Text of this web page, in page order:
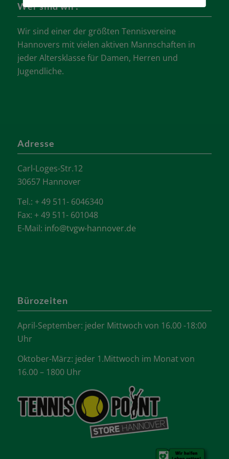
Wer sind wir?
Wir sind einer der größten Tennisvereine
Hannovers mit vielen aktiven Mannschaften in
jeder Altersklasse für Damen, Herren und
Jugendliche.
Adresse
Carl-Loges-Str.12
30657 Hannover
Tel.: + 49 511- 6046340
Fax: + 49 511- 601048
E-Mail: info@tvgw-hannover.de
Bürozeiten
April-September: jeder Mittwoch von 16.00 -18:00
Uhr
Oktober-März: jeder 1.Mittwoch im Monat von
16.00 – 1800 Uhr